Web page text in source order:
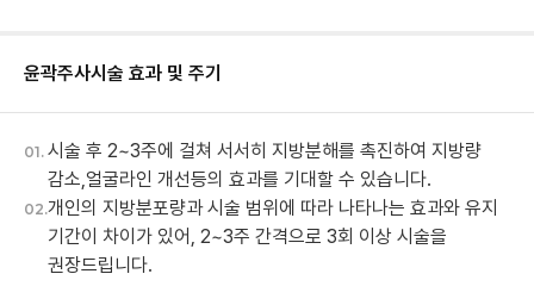
윤곽주사시술 효과 및 주기
01. 시술 후 2~3주에 걸쳐 서서히 지방분해를 촉진하여 지방량
감소,얼굴라인 개선등의 효과를 기대할 수 있습니다.
02.개인의 지방분포량과 시술 범위에 따라 나타나는 효과와 유지
기간이 차이가 있어, 2~3주 간격으로 3회 이상 시술을
권장드립니다.